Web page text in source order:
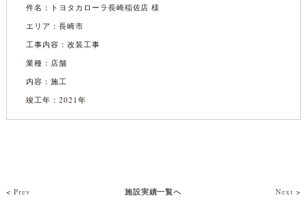
件名：
トヨタカローラ長崎稲佐店 様
エリア：長崎市
工事内容：改装工事
業種：店舗
内容：施工
竣工年：2021年
<Prev 施設実績一覧へ Next >